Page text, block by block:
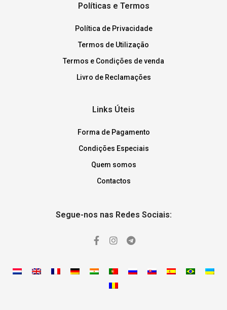
Políticas e Termos
Política de Privacidade
Termos de Utilização
Termos e Condições de venda
Livro de Reclamações
Links Úteis
Forma de Pagamento
Condições Especiais
Quem somos
Contactos
Segue-nos nas Redes Sociais: